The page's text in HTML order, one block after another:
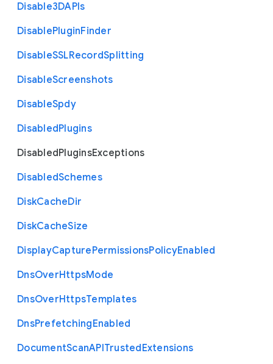
Disable3DAPIs
DisablePluginFinder
DisableSSLRecordSplitting
DisableScreenshots
DisableSpdy
DisabledPlugins
DisabledPluginsExceptions
DisabledSchemes
DiskCacheDir
DiskCacheSize
DisplayCapturePermissionsPolicyEnabled
DnsOverHttpsMode
DnsOverHttpsTemplates
DnsPrefetchingEnabled
DocumentScanAPITrustedExtensions